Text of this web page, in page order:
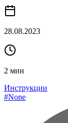
28.08.2023
2 мин
Инструкции
#None